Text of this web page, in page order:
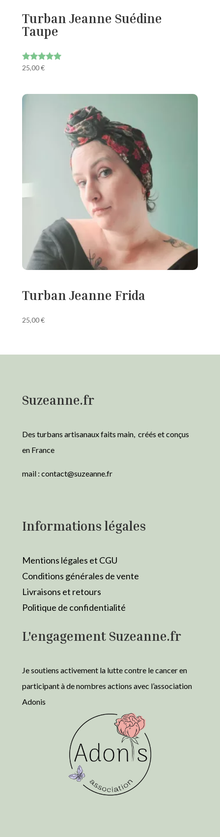
Turban Jeanne Suédine
Taupe
Note
25,00€
Turban Jeanne Frida
25,00€
Suzeanne.fr
Des turbans artisanaux faits main, créés et conçus
en France
mail : contact@suzeanne.fr
Informations légales
Mentions légales et CGU
Conditions générales de vente
Livraisons et retours
Politique de confidentialité
L'engagement Suzeanne.fr
Je soutiens activement la lutte contre le cancer en
participant à de nombres actions avec l’association
Adonis